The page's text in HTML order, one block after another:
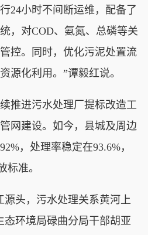
24小时不间断运维，配备了
，对COD、氨氮、总磷等关
控。同时，优化污泥处置流
源化利用。”谭毅红说。
进污水处理厂提标改造工
网建设。如今，县城及周边
，处理率稳定在93.6%，
标准。
头，污水处理关系黄河上
态环境局碌曲分局干部胡亚